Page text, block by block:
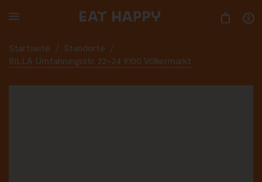
TO
Startseite / Standorte
/
BILLA Umfahrungsstr. 22-24 9100 Völkermarkt